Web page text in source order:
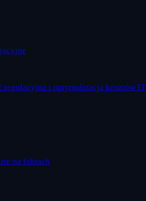
regulacyjna i optymalizacja kosztów IT
na faktach